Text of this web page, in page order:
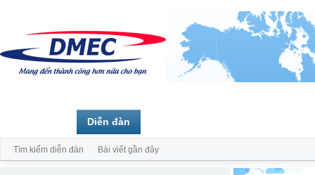
Diễn đàn
Tìm kiếm diễn đàn Bài viết gần đây